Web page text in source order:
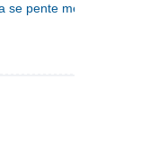
se pente mere